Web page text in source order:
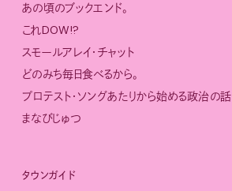
あの頃のブックエンド。
これDOW!?
スモールアレイ・チャット
どのみち毎日食べるから。
プロテスト・ソングあたりから始める政治の話
まなびじゅつ
タウンガイド